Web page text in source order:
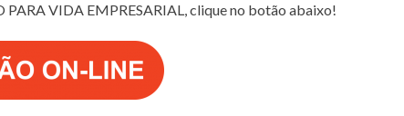
PARA VIDA EMPRESARIAL, clique no botão abaixo!